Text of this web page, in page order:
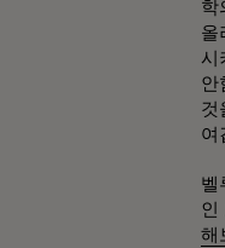
학
올
시
안
것
여
벨
인
해